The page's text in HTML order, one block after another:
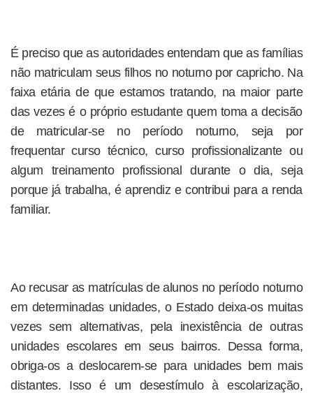
É preciso que as autoridades entendam que as famílias
não matriculam seus filhos no noturno por capricho. Na
faixa etária de que estamos tratando, na maior parte
das vezes é o próprio estudante quem toma a decisão
de matricular-se no período noturno, seja por
frequentar curso técnico, curso profissionalizante ou
algum treinamento profissional durante o dia, seja
porque já trabalha, é aprendiz e contribui para a renda
familiar.
Ao recusar as matrículas de alunos no período noturno
em determinadas unidades, o Estado deixa-os muitas
vezes sem alternativas, pela inexistência de outras
unidades escolares em seus bairros. Dessa forma,
obriga-os a deslocarem-se para unidades bem mais
distantes. Isso é um desestímulo à escolarização,